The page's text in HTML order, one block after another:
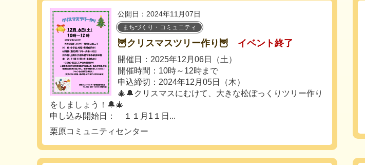
公開日：2024年11月07日
まちづくり・コミュニティ
🦉クリスマスツリー作り🦉 イベント終了
開催日：2025年12月06日（土）
開催時間：10時～12時まで
申込締切：2024年12月05日（木）
🎄🔔クリスマスにむけて、大きな松ぼっくりツリー作り
をしましょう！🔔🎄
申し込み開始日： １１月1１日...
栗原コミュニティセンター